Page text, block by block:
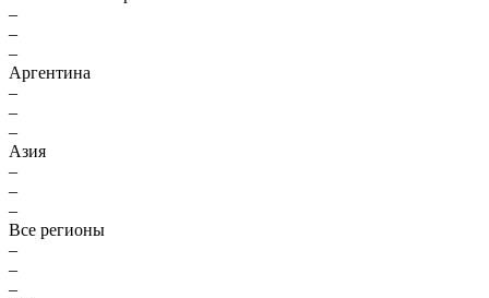
–
–
–
Аргентина
–
–
–
Азия
–
–
–
Все регионы
–
–
–